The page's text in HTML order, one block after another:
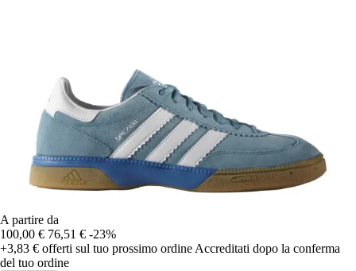
A partire da
100,00 € 76,51 € -23%
+3,83 € offerti sul tuo prossimo ordine Accreditati dopo la conferma
del tuo ordine